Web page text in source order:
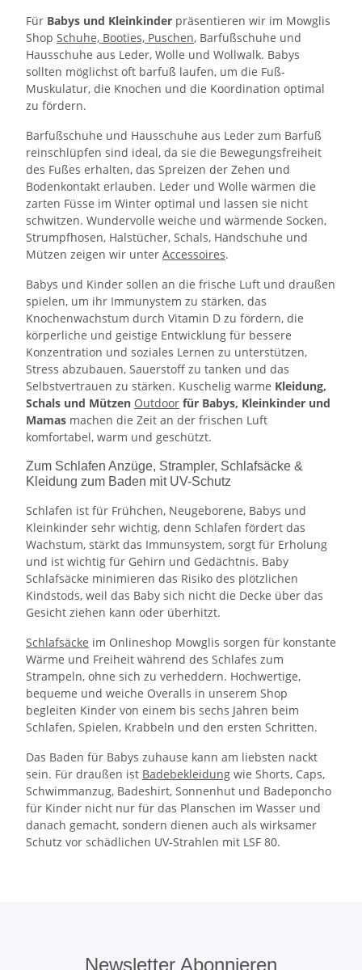
Für Babys und Kleinkinder präsentieren wir im Mowglis
Shop Schuhe, Booties, Puschen, Barfußschuhe und
Hausschuhe aus Leder, Wolle und Wollwalk. Babys
sollten möglichst oft barfuß laufen, um die Fuß-
Muskulatur, die Knochen und die Koordination optimal
zu fördern.
Barfußschuhe und Hausschuhe aus Leder zum Barfuß
reinschlüpfen sind ideal, da sie die Bewegungsfreiheit
des Fußes erhalten, das Spreizen der Zehen und
Bodenkontakt erlauben. Leder und Wolle wärmen die
zarten Füsse im Winter optimal und lassen sie nicht
schwitzen. Wundervolle weiche und wärmende Socken,
Strumpfhosen, Halstücher, Schals, Handschuhe und
Mützen zeigen wir unter Accessoires.
Babys und Kinder sollen an die frische Luft und draußen
spielen, um ihr Immunystem zu stärken, das
Knochenwachstum durch Vitamin D zu fördern, die
körperliche und geistige Entwicklung für bessere
Konzentration und soziales Lernen zu unterstützen,
Stress abzubauen, Sauerstoff zu tanken und das
Selbstvertrauen zu stärken. Kuschelig warme Kleidung,
Schals und Mützen Outdoor für Babys, Kleinkinder und
Mamas machen die Zeit an der frischen Luft
komfortabel, warm und geschützt.
Zum Schlafen Anzüge, Strampler, Schlafsäcke &
Kleidung zum Baden mit UV-Schutz
Schlafen ist für Frühchen, Neugeborene, Babys und
Kleinkinder sehr wichtig, denn Schlafen fördert das
Wachstum, stärkt das Immunsystem, sorgt für Erholung
und ist wichtig für Gehirn und Gedächtnis. Baby
Schlafsäcke minimieren das Risiko des plötzlichen
Kindstods, weil das Baby sich nicht die Decke über das
Gesicht ziehen kann oder überhitzt.
Schlafsäcke im Onlineshop Mowglis sorgen für konstante
Wärme und Freiheit während des Schlafes zum
Strampeln, ohne sich zu verheddern. Hochwertige,
bequeme und weiche Overalls in unserem Shop
begleiten Kinder von einem bis sechs Jahren beim
Schlafen, Spielen, Krabbeln und den ersten Schritten.
Das Baden für Babys zuhause kann am liebsten nackt
sein. Für draußen ist Badebekleidung wie Shorts, Caps,
Schwimmanzug, Badeshirt, Sonnenhut und Badeponcho
für Kinder nicht nur für das Planschen im Wasser und
danach gemacht, sondern dienen auch als wirksamer
Schutz vor schädlichen UV-Strahlen mit LSF 80.
Newsletter Abonnieren